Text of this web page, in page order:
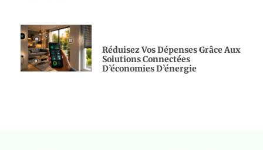
Réduisez Vos Dépenses Grâce Aux
Solutions Connectées
D’économies D’énergie